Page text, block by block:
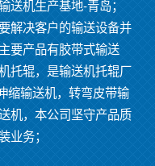
送机生产基地-青岛；
解决客户的输送设备并
要产品有胶带式输送
托辊，是输送机托辊厂
缩输送机，转弯皮带输
机，本公司坚守产品质
业务；